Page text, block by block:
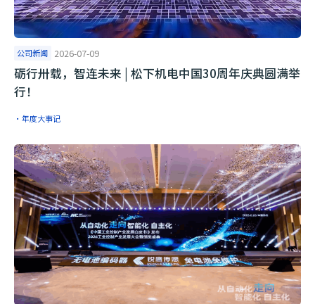
公司新闻 2026-07-09
砺行卅载，智连未来 | 松下机电中国30周年庆典圆满举
行！
·年度大事记